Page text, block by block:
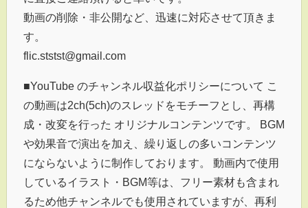
動画の削除・非公開など、迅速に対応させて頂きま
す。
flic.ststst@gmail.com
■YouTube のチャンネル収益化ポリシーについて こ
の動画は2ch(5ch)のスレッドをモチーフとし、再構
成・改変を行った オリジナルコンテンツです。 BGM
や効果音で演出を加え、繰り返しの多いコンテンツ
にならないように制作しております。 動画内で使用
しているイラスト・BGM等は、フリー素材も含まれ
るため他チャンネルでも使用されていますが、再利